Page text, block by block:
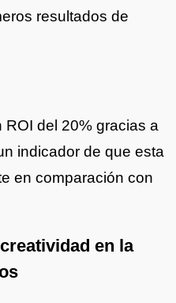
resultados de
del 20% gracias a
indicador de que esta
en comparación con
en la